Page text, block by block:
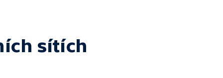
sítích